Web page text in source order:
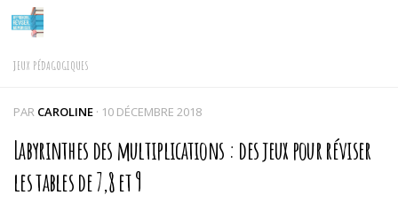
Skip to content
JEUX PÉDAGOGIQUES
PAR CAROLINE · 10 DÉCEMBRE 2018
Labyrinthes des multiplications : des jeux pour réviser
les tables de 7,8 et 9